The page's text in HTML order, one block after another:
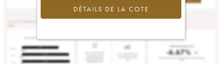
DÉTAILS DE LA COTE